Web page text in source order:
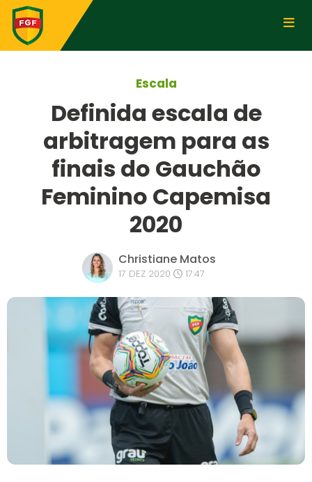
Escala
Definida escala de
arbitragem para as
finais do Gauchão
Feminino Capemisa
2020
Christiane Matos
17 DEZ 2020 17:47